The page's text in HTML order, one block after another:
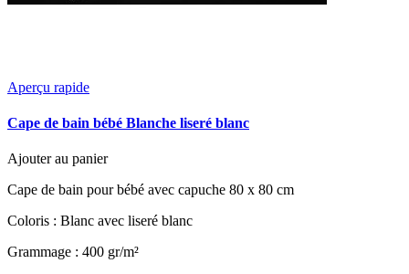
Aperçu rapide
Cape de bain bébé Blanche liseré blanc
Ajouter au panier
Cape de bain pour bébé avec capuche 80 x 80 cm
Coloris : Blanc avec liseré blanc
Grammage : 400 gr/m²